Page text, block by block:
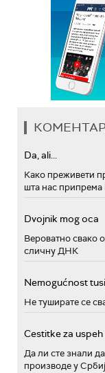
Da, ali...
Како преживети
шта нас припрема
Dvojnik mog oca
Вероватно свако
сличну ДНК
Nemogućnost
Не туширате се
Cestitke za uspeh
Да ли сте знали
производе у